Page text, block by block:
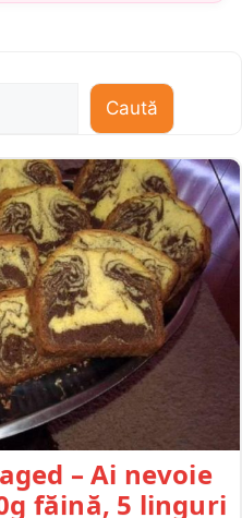
Caută
– Ai nevoie
făină, 5 linguri